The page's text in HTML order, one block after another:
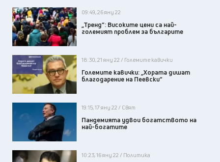
09:49, 26 яну 22
„Тренд“: Високите цени са най-
големият проблем за българите
18:30, 21 яну 22 / Големите кавички
Големите кавички: „Хората дишат
благодарение на Пеевски“
19:15, 17 яну 22 / Свят
Пандемията удвои богатството на
най-богатите
10:23, 16 яну 22 / Политика